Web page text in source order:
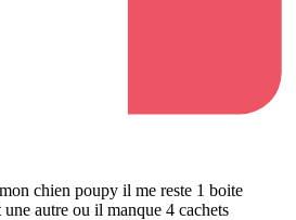
chien poupy il me reste 1 boite
autre ou il manque 4 cachets